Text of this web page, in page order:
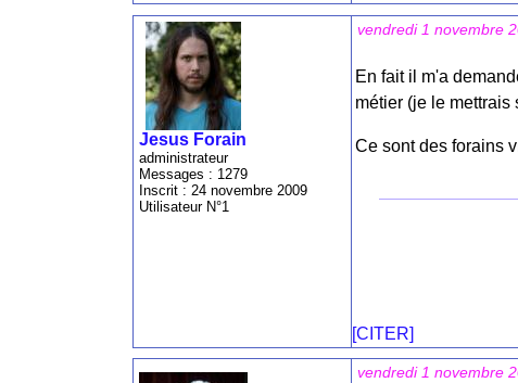
Jesus Forain
administrateur
Messages : 1279
Inscrit : 24 novembre 2009
Utilisateur N°1
vendredi 1 novembre
En fait il m'a
métier (je le mettrais
Ce sont des forains
[CITER]
vendredi 1 novembre